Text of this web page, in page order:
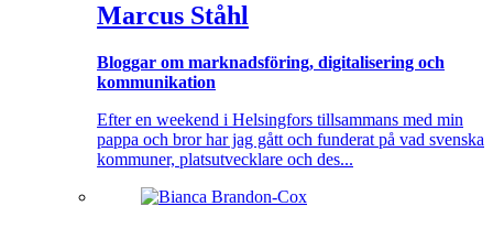
Marcus Ståhl
Bloggar om marknadsföring, digitalisering och
kommunikation
Efter en weekend i Helsingfors tillsammans med min
pappa och bror har jag gått och funderat på vad svenska
kommuner, platsutvecklare och des...